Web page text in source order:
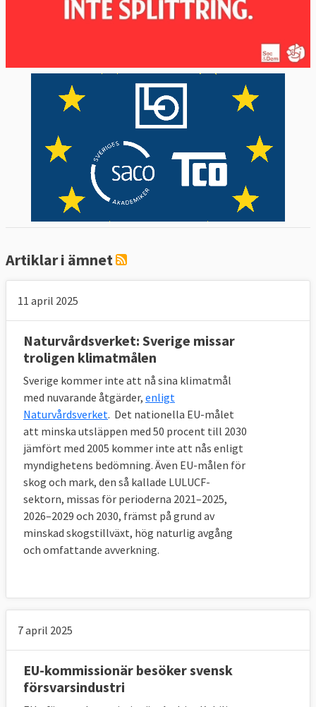
Artiklar i ämnet
11 april 2025
Naturvårdsverket: Sverige missar
troligen klimatmålen
Sverige kommer inte att nå sina klimatmål
med nuvarande åtgärder, enligt
Naturvårdsverket. Det nationella EU-målet
att minska utsläppen med 50 procent till 2030
jämfört med 2005 kommer inte att nås enligt
myndighetens bedömning. Även EU-målen för
skog och mark, den så kallade LULUCF-
sektorn, missas för perioderna 2021–2025,
2026–2029 och 2030, främst på grund av
minskad skogstillväxt, hög naturlig avgång
och omfattande avverkning.
7 april 2025
EU-kommissionär besöker svensk
försvarsindustri